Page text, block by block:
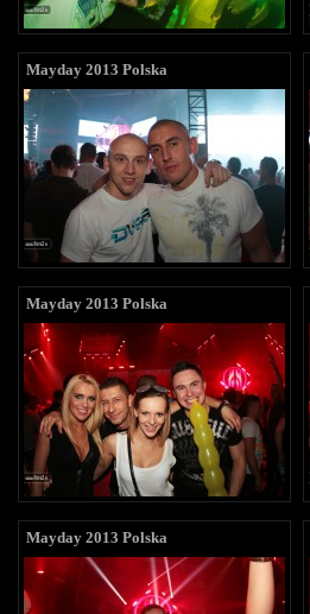
Mayday 2013 Polska
Mayday 2013 Polska
Mayday 2013 Polska